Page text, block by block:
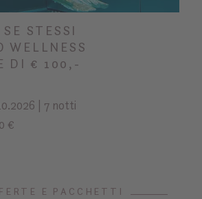
STESSI
WELLNESS
DI € 100,-
| 7 notti
€
E PACCHETTI